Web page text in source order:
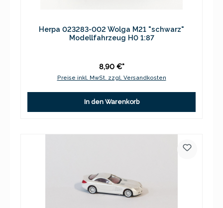
Herpa 023283-002 Wolga M21 "schwarz"
Modellfahrzeug H0 1:87
8,90 €*
Preise inkl. MwSt. zzgl. Versandkosten
In den Warenkorb